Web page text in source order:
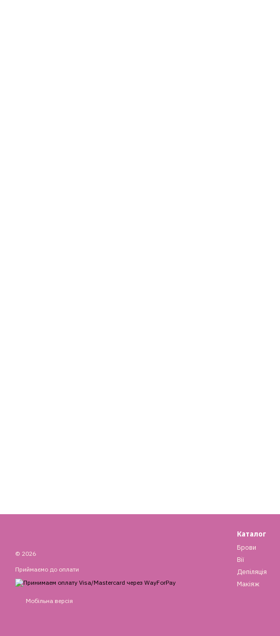
© 2026
Приймаємо до оплати
Мобільна версія
Каталог
Брови
Вії
Депіляція
Макіяж